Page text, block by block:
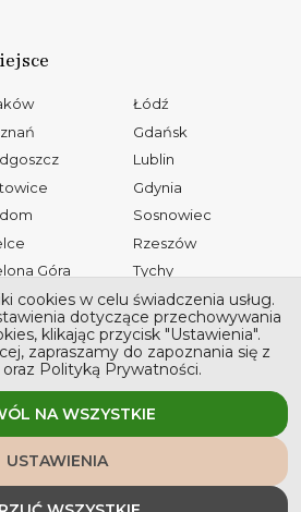
Łódź
Gdańsk
Lublin
Gdynia
Sosnowiec
Rzeszów
Góra
Tychy
Płock
Ruda Śląska
Kalisz
© 2026 Stronawesela
cookies w celu świadczenia usług.
dotyczące przechowywania
klikając przycisk "Ustawienia".
zapraszamy do zapoznania się z
Polityką Prywatności.
NA WSZYSTKIE
USTAWIENIA